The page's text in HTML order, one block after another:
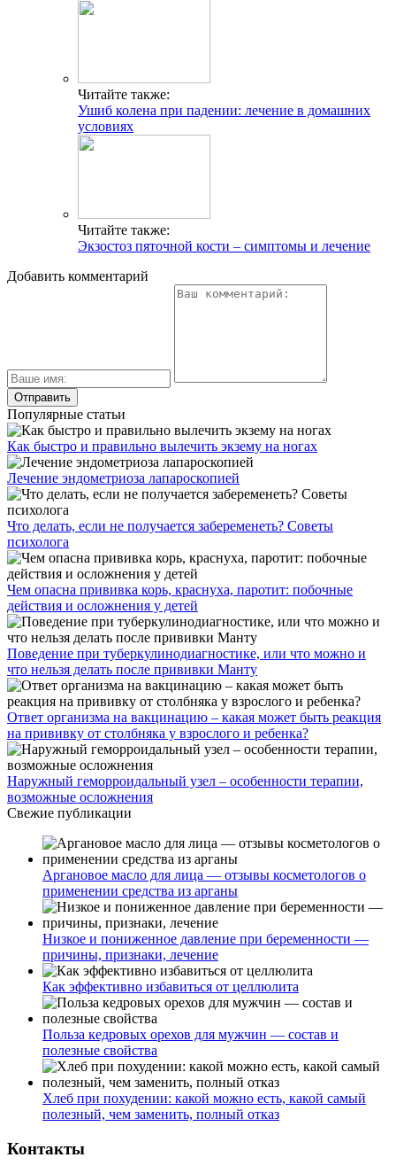
Читайте также:
Ушиб колена при падении: лечение в домашних
условиях
Читайте также:
Экзостоз пяточной кости – симптомы и лечение
Добавить комментарий
Популярные статьи
Как быстро и правильно вылечить экзему на ногах
Лечение эндометриоза лапароскопией
Что делать, если не получается забеременеть? Советы
психолога
Чем опасна прививка корь, краснуха, паротит: побочные
действия и осложнения у детей
Поведение при туберкулинодиагностике, или что можно и
что нельзя делать после прививки Манту
Ответ организма на вакцинацию – какая может быть реакция
на прививку от столбняка у взрослого и ребенка?
Наружный геморроидальный узел – особенности терапии,
возможные осложнения
Свежие публикации
Аргановое масло для лица — отзывы косметологов о
применении средства из арганы
Низкое и пониженное давление при беременности —
причины, признаки, лечение
Как эффективно избавиться от целлюлита
Польза кедровых орехов для мужчин — состав и
полезные свойства
Хлеб при похудении: какой можно есть, какой самый
полезный, чем заменить, полный отказ
Контакты